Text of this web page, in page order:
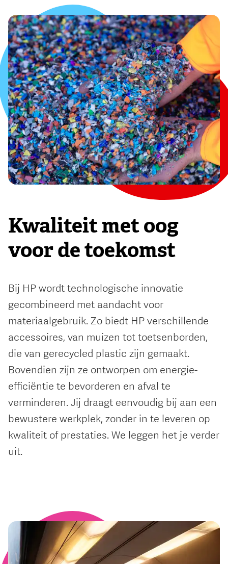
Kwaliteit met oog
voor de toekomst
Bij HP wordt technologische innovatie
gecombineerd met aandacht voor
materiaalgebruik. Zo biedt HP verschillende
accessoires, van muizen tot toetsenborden,
die van gerecycled plastic zijn gemaakt.
Bovendien zijn ze ontworpen om energie-
efficiëntie te bevorderen en afval te
verminderen. Jij draagt eenvoudig bij aan een
bewustere werkplek, zonder in te leveren op
kwaliteit of prestaties. We leggen het je verder
uit.